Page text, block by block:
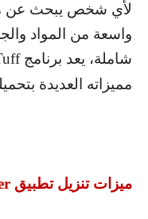
لأي شخص يبحث عن
واسعة من المواد
شاملة، يعد برنامج
مميزاته العديدة
ميزات تنزيل تطبيق